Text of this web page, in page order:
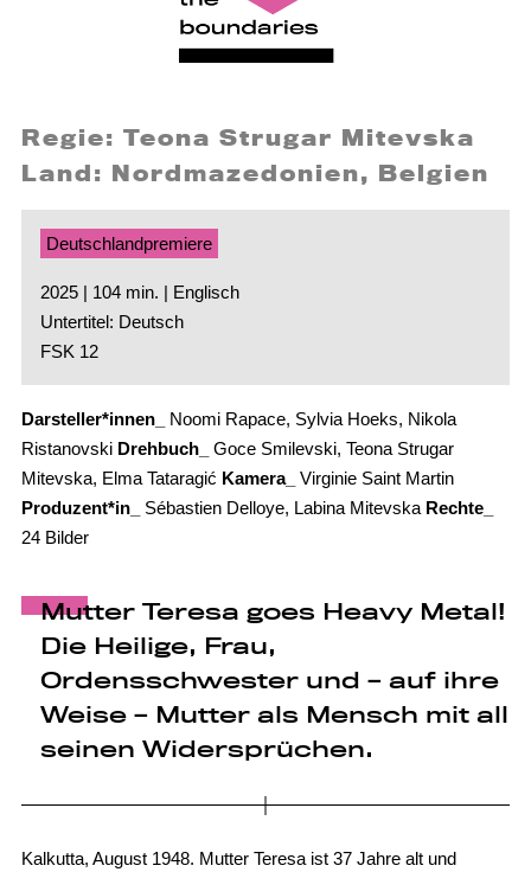
Regie: Teona Strugar Mitevska
Land: Nordmazedonien, Belgien
Deutschlandpremiere
2025 | 104 min. | Englisch
Untertitel: Deutsch
FSK 12
Darsteller*innen_
Noomi Rapace, Sylvia Hoeks, Nikola
Ristanovski Drehbuch_
Goce Smilevski, Teona Strugar
Mitevska, Elma Tataragić Kamera_
Virginie Saint Martin
Produzent*in_
Sébastien Delloye, Labina Mitevska Rechte_
24 Bilder
Mutter Teresa goes Heavy Metal!
Die Heilige, Frau,
Ordensschwester und – auf ihre
Weise – Mutter als Mensch mit all
seinen Widersprüchen.
Kalkutta, August 1948. Mutter Teresa ist 37 Jahre alt und